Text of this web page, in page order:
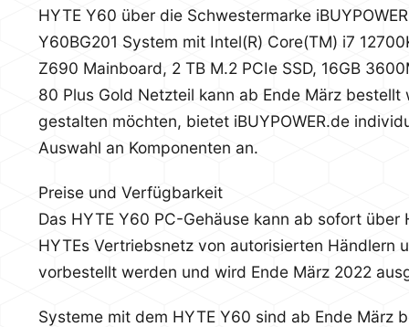
HYTE Y60 über die Schwestermarke
Y60BG201 System mit Intel(R) Core(TM) i7
Z690 Mainboard, 2 TB M.2 PCIe SSD, 16GB
80 Plus Gold Netzteil kann ab Ende März
gestalten möchten, bietet iBUYPOWER.de
Auswahl an Komponenten an.
Preise und Verfügbarkeit
Das HYTE Y60 PC-Gehäuse kann ab sofort
HYTEs Vertriebsnetz von autorisierten Händlern
vorbestellt werden und wird Ende März 2022
Systeme mit dem HYTE Y60 sind ab Ende März